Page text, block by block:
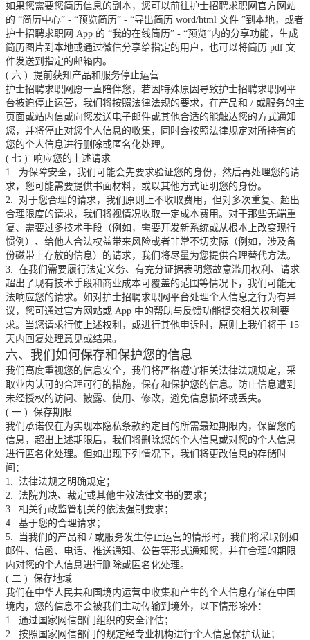
如果您需要您简历信息的副本，您可以前往护士招聘求职网官方网站
的 “简历中心” - “预览简历” - “导出简历 word/html 文件 ”到本地，或者
护士招聘求职网 App 的 “我的在线简历” - “预览”内的分享功能，生成
简历图片到本地或通过微信分享给指定的用户，也可以将简历 pdf 文
件发送到指定的邮箱内。
( 六 ) 提前获知产品和服务停止运营
护士招聘求职网愿一直陪伴您，若因特殊原因导致护士招聘求职网平
台被迫停止运营，我们将按照法律法规的要求，在产品和 / 或服务的主
页面或站内信或向您发送电子邮件或其他合适的能触达您的方式通知
您，并将停止对您个人信息的收集，同时会按照法律规定对所持有的
您的个人信息进行删除或匿名化处理。
( 七 )
响应您的上述请求
1.
为保障安全，我们可能会先要求验证您的身份，然后再处理您的请
求，您可能需要提供书面材料，或以其他方式证明您的身份。
2.
对于您合理的请求，我们原则上不收取费用，但对多次重复、超出
合理限度的请求，我们将视情况收取一定成本费用。对于那些无端重
复、需要过多技术手段（例如，需要开发新系统或从根本上改变现行
惯例）、给他人合法权益带来风险或者非常不切实际（例如，涉及备
份磁带上存放的信息）的请求，我们将尽量为您提供合理替代方法。
3. 在我们需要履行法定义务、有充分证据表明您故意滥用权利、请求
超出了现有技术手段和商业成本可覆盖的范围等情况下，我们可能无
法响应您的请求。如对护士招聘求职网平台处理个人信息之行为有异
议，您可通过官方网站或 App 中的帮助与反馈功能提交相关权利要
求。当您请求行使上述权利，或进行其他申诉时，原则上我们将于 15
天内回复处理意见或结果。
六、我们如何保存和保护您的信息
我们高度重视您的信息安全，我们将严格遵守相关法律法规规定，采
取业内认可的合理可行的措施，保存和保护您的信息。防止信息遭到
未经授权的访问、披露、使用、修改，避免信息损坏或丢失。
( 一 ) 保存期限
我们承诺仅在为实现本隐私条款约定目的所需最短期限内，保留您的
信息，超出上述期限后，我们将删除您的个人信息或对您的个人信息
进行匿名化处理。但如出现下列情况下，我们将更改信息的存储时
间：
1.
法律法规之明确规定；
2.
法院判决、裁定或其他生效法律文书的要求；
3. 相关行政监管机关的依法强制要求；
4. 基于您的合理请求；
5.
当我们的产品和 / 或服务发生停止运营的情形时，我们将采取例如
邮件、信函、电话、推送通知、公告等形式通知您，并在合理的期限
内对您的个人信息进行删除或匿名化处理。
( 二 ) 保存地域
我们在中华人民共和国境内运营中收集和产生的个人信息存储在中国
境内，您的信息不会被我们主动传输到境外，以下情形除外：
1. 通过国家网信部门组织的安全评估；
2. 按照国家网信部门的规定经专业机构进行个人信息保护认证；